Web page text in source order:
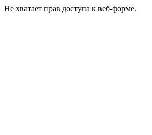
Не хватает прав доступа к веб-форме.